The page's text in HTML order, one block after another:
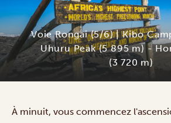
Voie Rongai (5/6) | Kibo
Uhuru Peak (5 895 m) -
(3 720 m)
À minuit, vous commencez